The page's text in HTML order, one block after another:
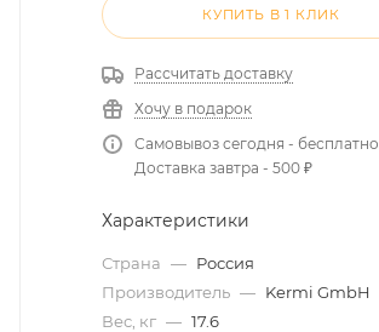
КУПИТЬ В 1 КЛИК
Рассчитать доставку
Хочу в подарок
Самовывоз сегодня - бесплатно
Доставка завтра - 500 ₽
Характеристики
Страна — Россия
Производитель — Kermi GmbH
Вес, кг — 17.6